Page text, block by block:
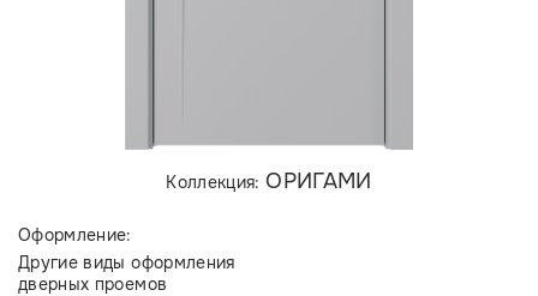
Коллекция:ОРИГАМИ
Оформление:
Другие виды оформления
дверных проемов